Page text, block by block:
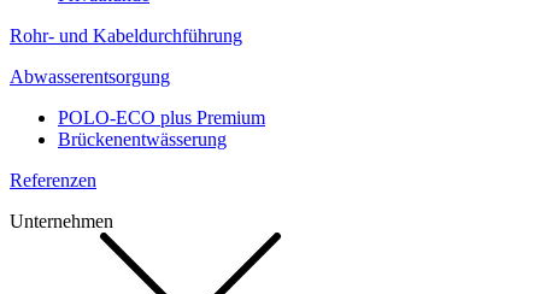
Rohr- und Kabeldurchführung
Abwasserentsorgung
POLO-ECO plus Premium
Brückenentwässerung
Referenzen
Unternehmen